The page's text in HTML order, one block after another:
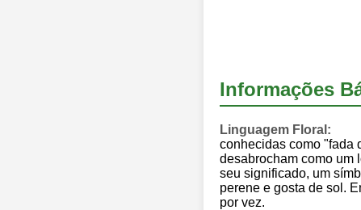
Informações
Linguagem Floral:
conhecidas como "fada
desabrocham como um
seu significado, um
perene e gosta de sol.
por vez.